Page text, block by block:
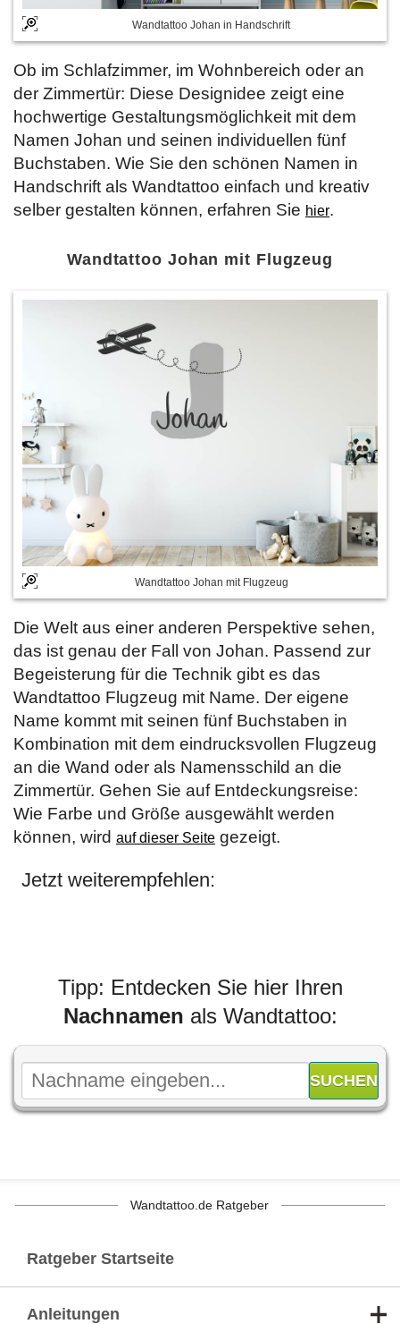
Wandtattoo Johan in Handschrift
Ob im Schlafzimmer, im Wohnbereich oder an
der Zimmertür: Diese Designidee zeigt eine
hochwertige Gestaltungsmöglichkeit mit dem
Namen Johan und seinen individuellen fünf
Buchstaben. Wie Sie den schönen Namen in
Handschrift als Wandtattoo einfach und kreativ
selber gestalten können, erfahren Sie hier.
Wandtattoo Johan mit Flugzeug
Wandtattoo Johan mit Flugzeug
Die Welt aus einer anderen Perspektive sehen,
das ist genau der Fall von Johan. Passend zur
Begeisterung für die Technik gibt es das
Wandtattoo Flugzeug mit Name. Der eigene
Name kommt mit seinen fünf Buchstaben in
Kombination mit dem eindrucksvollen Flugzeug
an die Wand oder als Namensschild an die
Zimmertür. Gehen Sie auf Entdeckungsreise:
Wie Farbe und Größe ausgewählt werden
können, wird auf dieser Seite gezeigt.
Jetzt weiterempfehlen:
Tipp: Entdecken Sie hier Ihren
Nachnamen als Wandtattoo:
Wandtattoo.de Ratgeber
Ratgeber Startseite
Anleitungen